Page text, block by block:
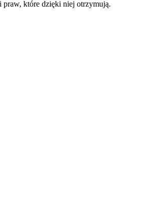
które dzięki niej otrzymują.